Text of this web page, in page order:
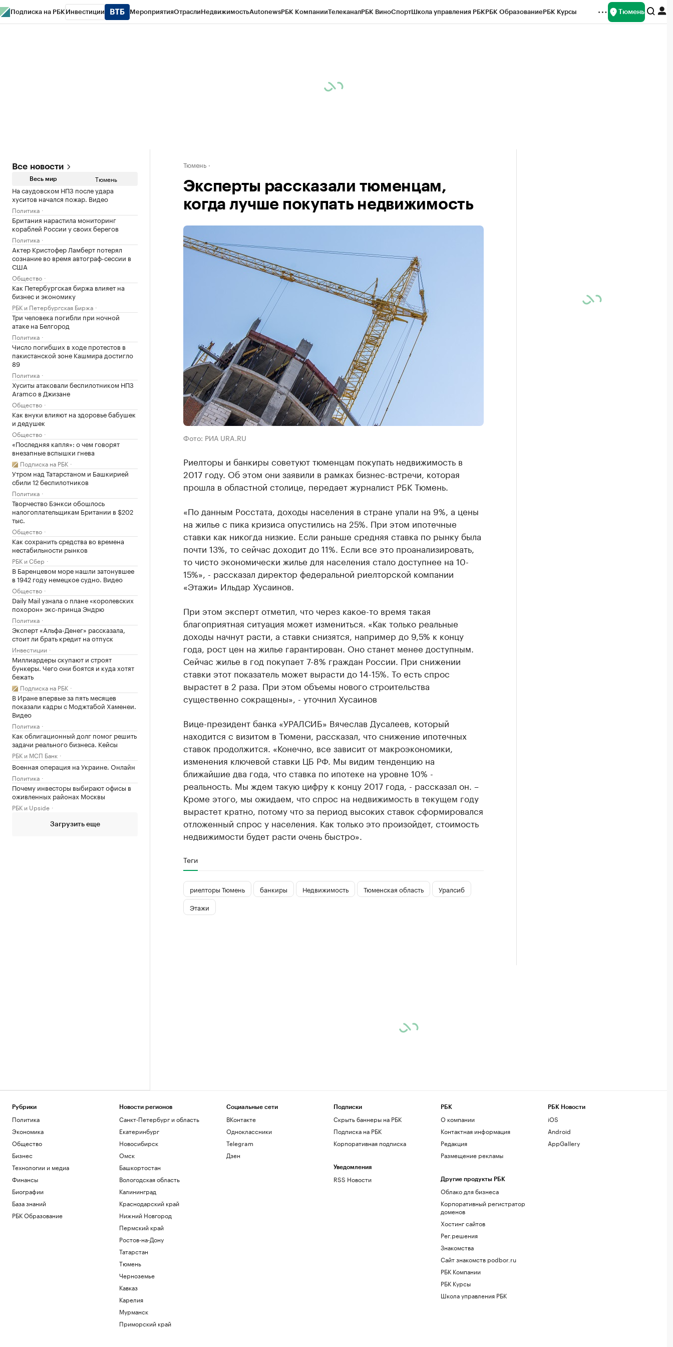
Подписка на РБК Инвестиции МероприятияОтраслиНедвижимостьAutonewsРБК КомпанииТелеканалРБК ВиноСпортШкола управления РБКРБК ОбразованиеРБК Курсы Тюмень
Все новости
Весь мир Тюмень
На саудовском НПЗ после удара
хуситов начался пожар. Видео
Политика
Британия нарастила мониторинг
кораблей России у своих берегов
Политика
Актер Кристофер Ламберт потерял
сознание во время автограф-сессии в
США
Общество
Как Петербургская биржа влияет на
бизнес и экономику
РБК и Петербургская Биржа
Три человека погибли при ночной
атаке на Белгород
Политика
Число погибших в ходе протестов в
пакистанской зоне Кашмира достигло
89
Политика
Хуситы атаковали беспилотником НПЗ
Aramco в Джизане
Общество
Как внуки влияют на здоровье бабушек
и дедушек
Общество
«Последняя капля»: о чем говорят
внезапные вспышки гнева
Подписка на РБК
Утром над Татарстаном и Башкирией
сбили 12 беспилотников
Политика
Творчество Бэнкси обошлось
налогоплательщикам Британии в $202
тыс.
Общество
Как сохранить средства во времена
нестабильности рынков
РБК и Сбер
В Баренцевом море нашли затонувшее
в 1942 году немецкое судно. Видео
Общество
Daily Mail узнала о плане «королевских
похорон» экс-принца Эндрю
Политика
Эксперт «Альфа-Денег» рассказала,
стоит ли брать кредит на отпуск
Инвестиции
Миллиардеры скупают и строят
бункеры. Чего они боятся и куда хотят
бежать
Подписка на РБК
В Иране впервые за пять месяцев
показали кадры с Моджтабой Хаменеи.
Видео
Политика
Как облигационный долг помог решить
задачи реального бизнеса. Кейсы
РБК и МСП Банк
Военная операция на Украине. Онлайн
Политика
Почему инвесторы выбирают офисы в
оживленных районах Москвы
РБК и Upside
Загрузить еще
Тюмень
Эксперты рассказали тюменцам,
когда лучше покупать недвижимость
Фото: РИА URA.RU
Риелторы и банкиры советуют тюменцам покупать недвижимость в
2017 году. Об этом они заявили в рамках бизнес-встречи, которая
прошла в областной столице, передает журналист РБК Тюмень.
«По данным Росстата, доходы населения в стране упали на 9%, а цены
на жилье с пика кризиса опустились на 25%. При этом ипотечные
ставки как никогда низкие. Если раньше средняя ставка по рынку была
почти 13%, то сейчас доходит до 11%. Если все это проанализировать,
то чисто экономически жилье для населения стало доступнее на 10-
15%», - рассказал директор федеральной риелторской компании
«Этажи» Ильдар Хусаинов.
При этом эксперт отметил, что через какое-то время такая
благоприятная ситуация может измениться. «Как только реальные
доходы начнут расти, а ставки снизятся, например до 9,5% к концу
года, рост цен на жилье гарантирован. Оно станет менее доступным.
Сейчас жилье в год покупает 7-8% граждан России. При снижении
ставки этот показатель может вырасти до 14-15%. То есть спрос
вырастет в 2 раза. При этом объемы нового строительства
существенно сокращены», - уточнил Хусаинов
Вице-президент банка «УРАЛСИБ» Вячеслав Дусалеев, который
находится с визитом в Тюмени, рассказал, что снижение ипотечных
ставок продолжится. «Конечно, все зависит от макроэкономики,
изменения ключевой ставки ЦБ РФ. Мы видим тенденцию на
ближайшие два года, что ставка по ипотеке на уровне 10% -
реальность. Мы ждем такую цифру к концу 2017 года, - рассказал он. –
Кроме этого, мы ожидаем, что спрос на недвижимость в текущем году
вырастет кратно, потому что за период высоких ставок сформировался
отложенный спрос у населения. Как только это произойдет, стоимость
недвижимости будет расти очень быстро».
Теги
риелторы Тюмень банкиры Недвижимость Тюменская область
Уралсиб
Этажи
Рубрики
Политика
Экономика
Общество
Бизнес
Технологии и медиа
Финансы
Биографии
База знаний
РБК Образование
Новости регионов
Санкт-Петербург и область
Екатеринбург
Новосибирск
Омск
Башкортостан
Вологодская область
Калининград
Краснодарский край
Нижний Новгород
Пермский край
Ростов-на-Дону
Татарстан
Тюмень
Черноземье
Кавказ
Карелия
Мурманск
Приморский край
Социальные сети
ВКонтакте
Одноклассники
Telegram
Дзен
Подписки
Скрыть баннеры на РБК
Подписка на РБК
Корпоративная подписка
Уведомления
RSS Новости
РБК
О компании
Контактная информация
Редакция
Размещение рекламы
Другие продукты РБК
Облако для бизнеса
Корпоративный регистратор
доменов
Хостинг сайтов
Рег.решения
Знакомства
Сайт знакомств podbor.ru
РБК Компании
РБК Курсы
Школа управления РБК
РБК Новости
iOS
Android
AppGallery